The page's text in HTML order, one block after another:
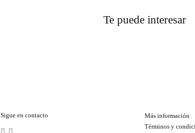
Te puede interesar
Sigue en contacto
Más información
Términos y